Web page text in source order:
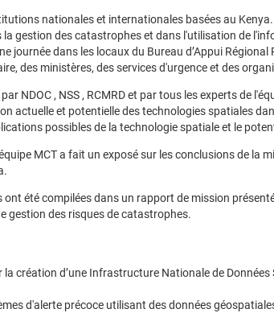
nationales et internationales basées au
gestion des catastrophes et dans l'utilisation de
journée dans les locaux du Bureau d’Appui Régional
des ministères, des services d'urgence et des
NDOC , NSS , RCMRD et par tous les experts de
actuelle et potentielle des technologies spatiales
possibles de la technologie spatiale et le
MCT a fait un exposé sur les conclusions de la
été compilées dans un rapport de mission
gestion des risques de catastrophes.
la création d’une Infrastructure Nationale de Données
d'alerte précoce utilisant des données